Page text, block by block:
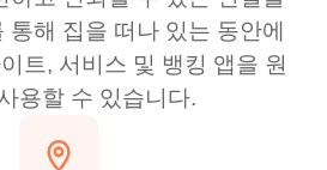
통해 집을 떠나 있는 동안에
트, 서비스 및 뱅킹 앱을 원
용할 수 있습니다.